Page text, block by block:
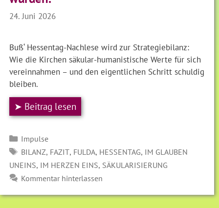
24. Juni 2026
Buß‘ Hessentag-Nachlese wird zur Strategiebilanz:
Wie die Kirchen säkular-humanistische Werte für sich
vereinnahmen – und den eigentlichen Schritt schuldig
bleiben.
➤ Beitrag lesen
Kategorien
Impulse
SCHLAGWÖRTER
BILANZ, FAZIT, FULDA, HESSENTAG, IM GLAUBEN
UNEINS, IM HERZEN EINS, SÄKULARISIERUNG
Kommentar hinterlassen